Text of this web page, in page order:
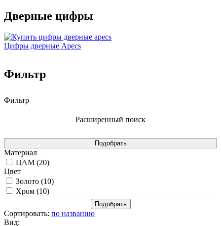
Дверные цифры
Цифры дверные Apecs
Фильтр
Фильтр
Расширенный поиск
Материал
ЦАМ (20)
Цвет
Золото (10)
Хром (10)
Сортировать: по названию
Вид: